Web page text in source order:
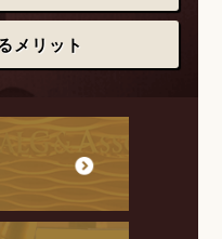
メリット